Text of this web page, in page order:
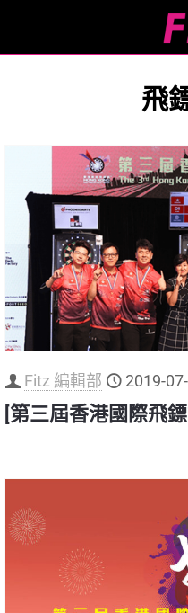
飛
Fitz 編輯部 2019-
[第三屆香港國際飛